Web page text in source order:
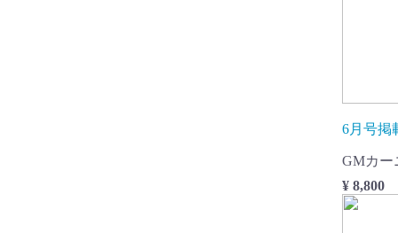
6月号掲
GMカー
¥ 8,800